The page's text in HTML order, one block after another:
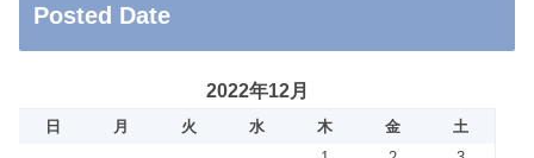
Posted Date
2022年12月
日 月 火 水 木 金
土